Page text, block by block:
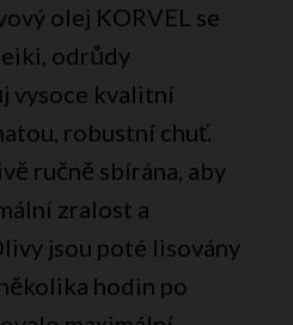
olej KORVEL se
odrůdy
vysoce kvalitní
robustní chuť.
ručně sbírána, aby
zralost a
jsou poté lisovány
hodin po